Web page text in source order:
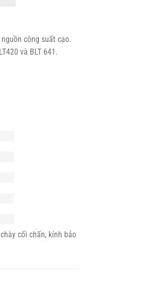
công suất cao.
và BLT 641.
cối chấn, kính bảo